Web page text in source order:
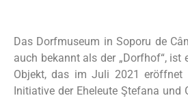
Das Dorfmuseum in Soporu de
auch bekannt als der „Dorfhof“, ist
Objekt, das im Juli 2021 eröffnet
Initiative der Eheleute Ştefana und